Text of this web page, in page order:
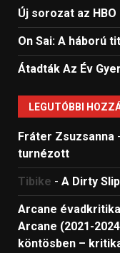
Új sorozat az
On Sai: A ​háború
Átadták Az Év
LEGUTÓBBI
Fráter Zsuzsanna -
turnézott
Tibike - A Dirty
Arcane
Arcane (2021-
köntösben –